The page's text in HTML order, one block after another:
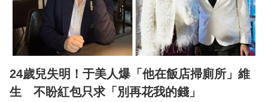
24歲兒失明！于美人爆「他在飯店掃廁所」維
生 不盼紅包只求「別再花我的錢」